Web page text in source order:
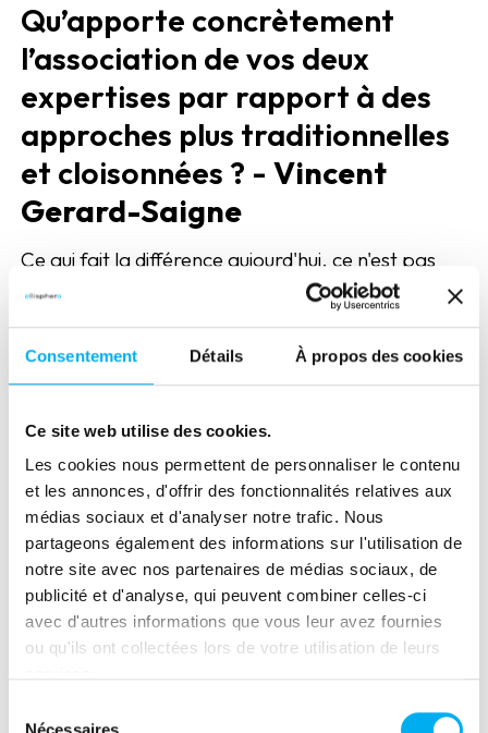
Consentement Détails À propos des cookies
Ce site web utilise des cookies.
Les cookies nous permettent de personnaliser le contenu
et les annonces, d'offrir des fonctionnalités relatives aux
médias sociaux et d'analyser notre trafic. Nous
partageons également des informations sur l'utilisation de
notre site avec nos partenaires de médias sociaux, de
publicité et d'analyse, qui peuvent combiner celles-ci
avec d'autres informations que vous leur avez fournies
ou qu'ils ont collectées lors de votre utilisation de leurs
Nécessaires
Qu’apporte concrètement
l’association de vos deux
expertises par rapport à des
approches plus traditionnelles
et cloisonnées ? - Vincent
Gerard-Saigne
Ce qui fait la différence aujourd'hui, ce n'est pas
seulement la qualité de l'information disponible,
mais la capacité à l'intégrer dans les décisions
opérationnelles du quotidien.
Sur le terrain, nous constatons que de
nombreuses entreprises disposent déjà de
réside dans leur exploitation : comment
transformer un signal de risque en action concrète
? Comment prioriser les portefeuilles ? Comment
adapter les stratégies de relance ou de
recouvrement en fonction du niveau de risque
identifié ?
une vision enrichie de l'environnement économique